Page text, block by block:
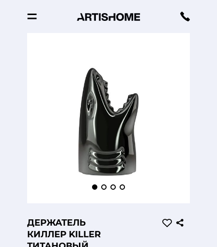
ДЕРЖАТЕЛЬ
КИЛЛЕР KILLER